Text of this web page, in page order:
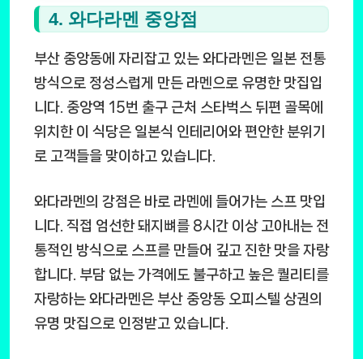
4. 와다라멘 중앙점
부산 중앙동에 자리잡고 있는 와다라멘은 일본 전통
방식으로 정성스럽게 만든 라멘으로 유명한 맛집입
니다. 중앙역 15번 출구 근처 스타벅스 뒤편 골목에
위치한 이 식당은 일본식 인테리어와 편안한 분위기
로 고객들을 맞이하고 있습니다.
와다라멘의 강점은 바로 라멘에 들어가는 스프 맛입
니다. 직접 엄선한 돼지뼈를 8시간 이상 고아내는 전
통적인 방식으로 스프를 만들어 깊고 진한 맛을 자랑
합니다. 부담 없는 가격에도 불구하고 높은 퀄리티를
자랑하는 와다라멘은 부산 중앙동 오피스텔 상권의
유명 맛집으로 인정받고 있습니다.